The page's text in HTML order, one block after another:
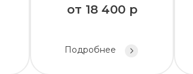
от 18 400 р
Подробнее